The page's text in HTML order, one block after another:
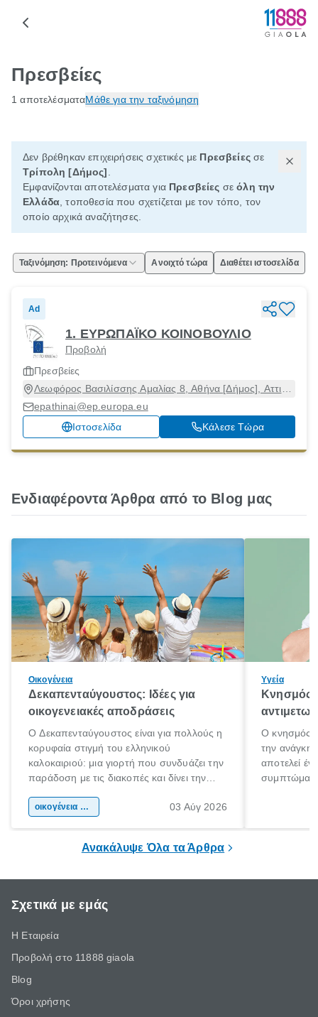
Πρεσβείες
1 αποτελέσματαΜάθε για την ταξινόμηση
Δεν βρέθηκαν επιχειρήσεις σχετικές με Πρεσβείες σε
Τρίπολη [Δήμος]
Εμφανίζονται αποτελέσματα για Πρεσβείες σεόλη την
Ελλάδα , τοποθεσία που σχετίζεται με τον τόπο, τον
οποίο αρχικά αναζήτησες.
Ταξινόμηση: Προτεινόμενα Ανοιχτό τώρα Διαθέτει ιστοσελίδα
Ad
1. ΕΥΡΩΠΑΪΚΟ ΚΟΙΝΟΒΟΥΛΙΟ
Προβολή
Πρεσβείες
Λεωφόρος Βασιλίσσης Αμαλίας 8, Αθήνα [Δήμος], Αττική,
epathinai@ep.europa.eu
Ιστοσελίδα
Κάλεσε Τώρα
Ενδιαφέροντα Άρθρα από το Blog μας
Οικογένεια
Δεκαπενταύγουστος: Ιδέες για
οικογενειακές αποδράσεις
Ο Δεκαπενταύγουστος είναι για πολλούς η
κορυφαία στιγμή του ελληνικού
καλοκαιριού: μια γιορτή που συνδυάζει την
παράδοση με τις διακοπές και δίνει την
χώρας. Είτε πρόκειται για λίγες μέρες
οικογένεια & παιδί 03 Αύγ 2026
Υγεία
Κνησμός:
Ο κνησμός
την ανάγκη
αποτελεί
Ανακάλυψε Όλα τα Άρθρα
Σχετικά με εμάς
Η Εταιρεία
Προβολή στο 11888 giaola
Blog
Όροι χρήσης